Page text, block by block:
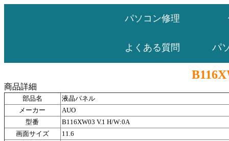
パソコン修理
よくある質問 パ
商品詳細
部品名
液晶パネル
メーカー
AUO
型番
B116XW03 V.1 H/W:0A
画面サイズ
11.6